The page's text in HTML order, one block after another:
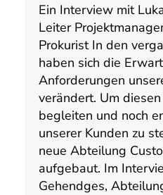
Ein Interview mit
Leiter
Prokurist In den
haben sich die
Anforderungen
verändert. Um
begleiten und noch
unserer Kunden zu
neue Abteilung
aufgebaut. Im
Gehendges,